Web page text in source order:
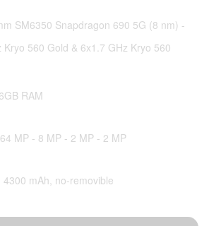
SM6350 Snapdragon 690 5G (8 nm) -
560 Gold & 6x1.7 GHz Kryo 560
RAM
MP - 8 MP - 2 MP - 2 MP
4300 mAh, no-removible